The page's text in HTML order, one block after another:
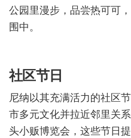
公园里漫步，品尝热可可
围中。
社区节日
尼纳以其充满活力的社区
市多元文化并拉近邻里关
头小贩博览会，这些节日